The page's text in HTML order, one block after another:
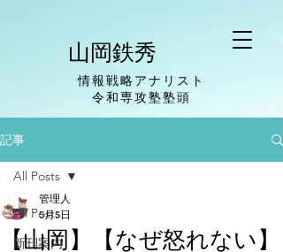
山岡鉄秀
情報戦略アナリスト
​令和専攻塾塾頭
記事
All Posts
新刊案内
All Posts
【山岡】【なぜ怒れない】
管理人
5月5日